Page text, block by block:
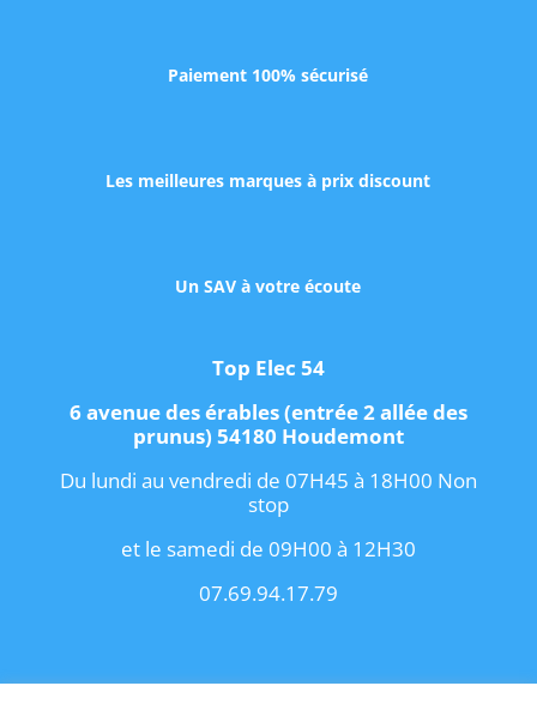
Paiement 100% sécurisé
Les meilleures marques à prix discount
Un SAV à votre écoute
Top Elec 54
6 avenue des érables (entrée 2 allée des
prunus) 54180 Houdemont
Du lundi au vendredi de 07H45 à 18H00 Non
stop
et le samedi de 09H00 à 12H30
07.69.94.17.79
Copyright 2021 IConditions Générales de